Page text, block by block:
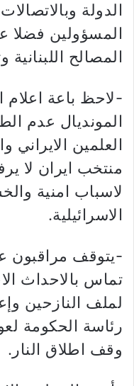
الدولة
المسؤولين فضلا
المصالح اللبنانية
-لاحظ باعة
المونديال عدم
العلمين الايراني
منتخب ایران لا
لاسباب امنية
الاسرائيلية.
-يتوقف مراقبون
تماس بالاحداث
لملف النازحين
رئاسة الحكومة
وقف اطلاق النار.